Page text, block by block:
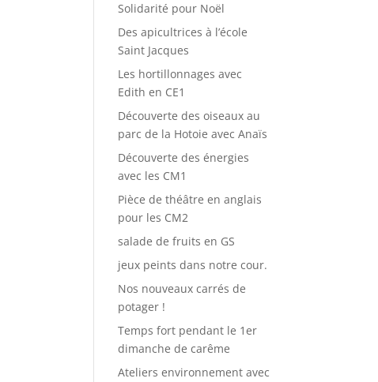
Solidarité pour Noël
Des apicultrices à l’école
Saint Jacques
Les hortillonnages avec
Edith en CE1
Découverte des oiseaux au
parc de la Hotoie avec Anaïs
Découverte des énergies
avec les CM1
Pièce de théâtre en anglais
pour les CM2
salade de fruits en GS
jeux peints dans notre cour.
Nos nouveaux carrés de
potager !
Temps fort pendant le 1er
dimanche de carême
Ateliers environnement avec